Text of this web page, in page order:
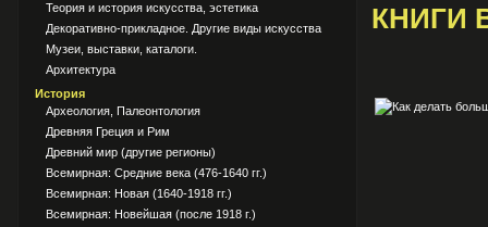
Теория и история искусства, эстетика
Декоративно-прикладное. Другие виды искусства
Музеи, выставки, каталоги.
Архитектура
История
Археология, Палеонтология
Древняя Греция и Рим
Древний мир (другие регионы)
Всемирная: Средние века (476-1640 гг.)
Всемирная: Новая (1640-1918 гг.)
Всемирная: Новейшая (после 1918 г.)
КНИГИ